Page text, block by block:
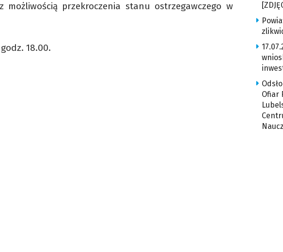
przekroczenia stanu ostrzegawczego w
18.00.
Ofiar